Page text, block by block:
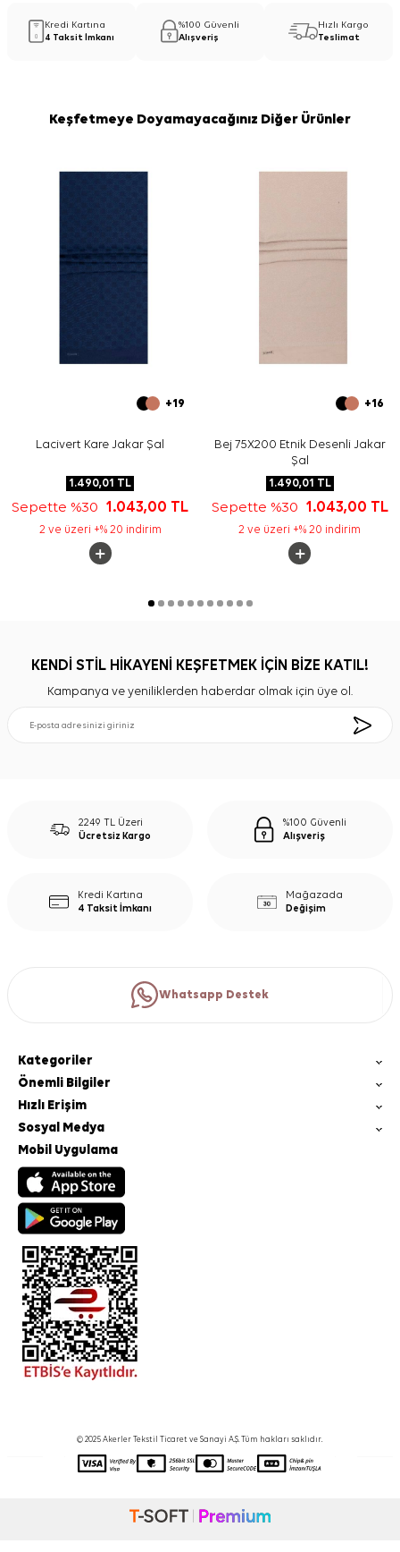
Kredi Kartına
4 Taksit İmkanı
%100 Güvenli
Alışveriş
Hızlı Kargo
Teslimat
Keşfetmeye Doyamayacağınız Diğer Ürünler
+19
Lacivert Kare Jakar Şal
1.490,01 TL
Sepette %30 1.043,00 TL
2 ve üzeri +% 20 indirim
+16
Bej 75X200 Etnik Desenli Jakar
Şal
1.490,01 TL
Sepette %30 1.043,00 TL
2 ve üzeri +% 20 indirim
KENDİ STİL HİKAYENİ KEŞFETMEK İÇİN BİZE KATIL!
Kampanya ve yeniliklerden haberdar olmak için üye ol.
2249 TL Üzeri
Ücretsiz Kargo
%100 Güvenli
Alışveriş
Kredi Kartına
4 Taksit İmkanı
Mağazada
Değişim
Whatsapp Destek
Kategoriler
Önemli Bilgiler
Hızlı Erişim
Sosyal Medya
Mobil Uygulama
© 2025 Akerler Tekstil Ticaret ve Sanayi A.Ş. Tüm hakları saklıdır.